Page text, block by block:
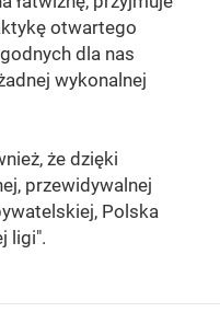
otwartego
dla nas
wykonalnej
że dzięki
przewidywalnej
Polska
ligi".